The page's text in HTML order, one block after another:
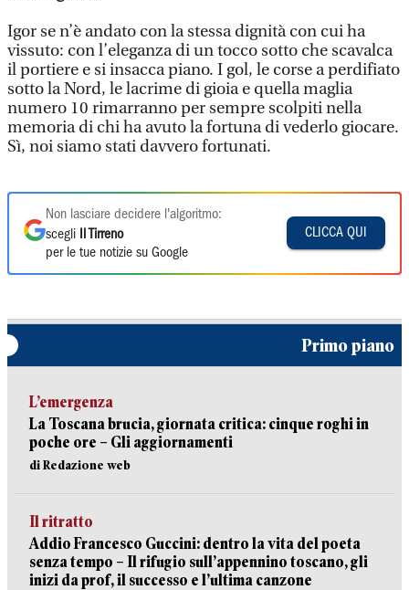
Igor se n’è andato con la stessa dignità con cui ha
vissuto: con l’eleganza di un tocco sotto che scavalca
il portiere e si insacca piano. I gol, le corse a perdifiato
sotto la Nord, le lacrime di gioia e quella maglia
numero 10 rimarranno per sempre scolpiti nella
memoria di chi ha avuto la fortuna di vederlo giocare.
Sì, noi siamo stati davvero fortunati.
Non lasciare decidere l'algoritmo:
scegli
Il Tirreno
per le tue notizie su Google
CLICCA QUI
Primo piano
L’emergenza
La Toscana brucia, giornata critica: cinque roghi in
poche ore – Gli aggiornamenti
di Redazione web
Il ritratto
Addio Francesco Guccini: dentro la vita del poeta
senza tempo – Il rifugio sull’appennino toscano, gli
inizi da prof, il successo e l’ultima canzone